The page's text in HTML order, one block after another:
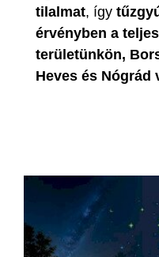
tilalmat, így
érvényben a
területünkön,
Heves és Nógrád